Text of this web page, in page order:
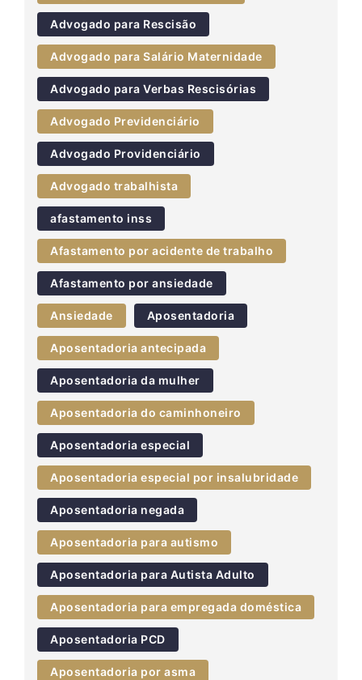
Advogado para Rescisão
Advogado para Salário Maternidade
Advogado para Verbas Rescisórias
Advogado Previdenciário
Advogado Providenciário
Advogado trabalhista
afastamento inss
Afastamento por acidente de trabalho
Afastamento por ansiedade
Ansiedade Aposentadoria
Aposentadoria antecipada
Aposentadoria da mulher
Aposentadoria do caminhoneiro
Aposentadoria especial
Aposentadoria especial por insalubridade
Aposentadoria negada
Aposentadoria para autismo
Aposentadoria para Autista Adulto
Aposentadoria para empregada doméstica
Aposentadoria PCD
Aposentadoria por asma